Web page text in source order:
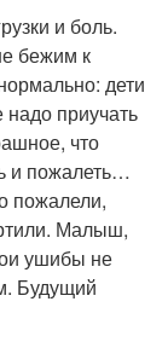
и боль.
бежим к
дети
приучать
что
и пожалеть…
пожалели,
Малыш,
ушибы не
Будущий